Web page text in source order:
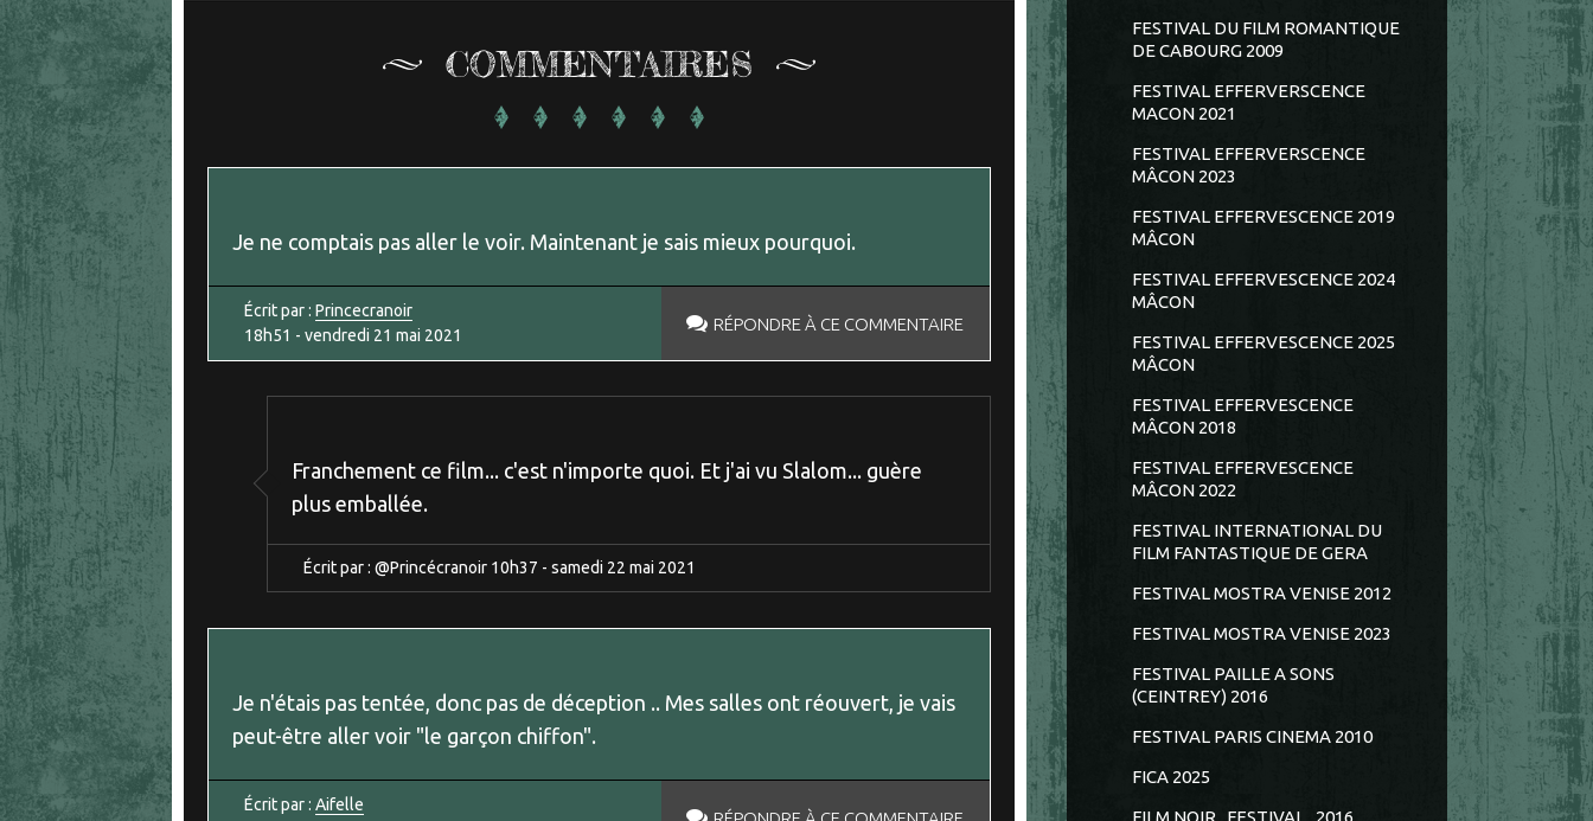
COMMENTAIRES
Je ne comptais pas aller le voir. Maintenant je sais mieux pourquoi.
Écrit par : Princecranoir
18h51 - vendredi 21 mai 2021
RÉPONDRE À CE COMMENTAIRE
Franchement ce film... c'est n'importe quoi. Et j'ai vu Slalom... guère
plus emballée.
Écrit par : @Princécranoir 10h37 - samedi 22 mai 2021
Je n'étais pas tentée, donc pas de déception .. Mes salles ont réouvert, je vais
peut-être aller voir "le garçon chiffon".
Écrit par : Aifelle
FESTIVAL DU FILM ROMANTIQUE
DE CABOURG 2009
FESTIVAL EFFERVERSCENCE
MACON 2021
FESTIVAL EFFERVERSCENCE
MÂCON 2023
FESTIVAL EFFERVESCENCE 2019
MÂCON
FESTIVAL EFFERVESCENCE 2024
MÂCON
FESTIVAL EFFERVESCENCE 2025
MÂCON
FESTIVAL EFFERVESCENCE
MÂCON 2018
FESTIVAL EFFERVESCENCE
MÂCON 2022
FESTIVAL INTERNATIONAL DU
FILM FANTASTIQUE DE GERA
FESTIVAL MOSTRA VENISE 2012
FESTIVAL MOSTRA VENISE 2023
FESTIVAL PAILLE A SONS
(CEINTREY) 2016
FESTIVAL PARIS CINEMA 2010
FICA 2025